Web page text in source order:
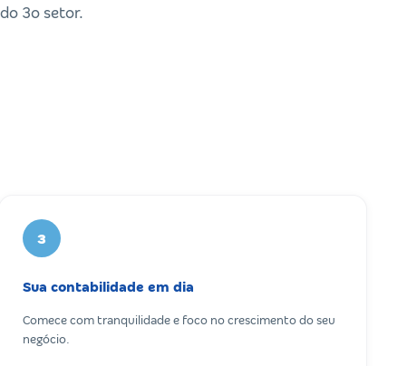
3o setor.
3
Sua contabilidade em dia
Comece com tranquilidade e foco no crescimento do seu
negócio.